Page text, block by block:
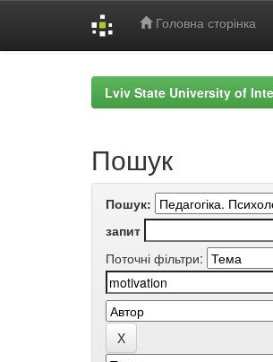
Головна сторінка
Lviv State University of
Пошук
Пошук:
запит
Поточні фільтри: